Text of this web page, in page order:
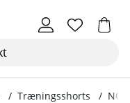
Træningsshorts